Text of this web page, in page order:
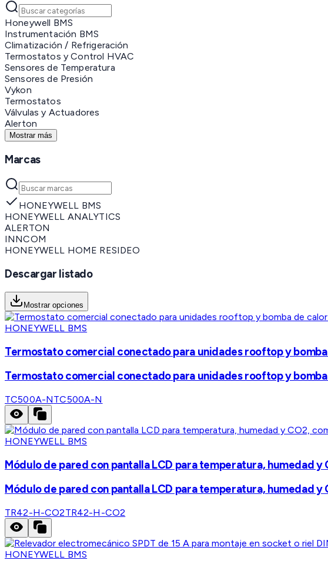
Honeywell BMS
Instrumentación BMS
Climatización / Refrigeración
Termostatos y Control HVAC
Sensores de Temperatura
Sensores de Presión
Vykon
Termostatos
Válvulas y Actuadores
Alerton
Mostrar más
Marcas
HONEYWELL BMS
HONEYWELL ANALYTICS
ALERTON
INNCOM
HONEYWELL HOME RESIDEO
Descargar listado
Mostrar opciones
HONEYWELL BMS
Termostato comercial conectado para unidades rooftop y
Termostato comercial conectado para unidades rooftop y
TC500A-NTC500A-N
HONEYWELL BMS
Módulo de pared con pantalla LCD para temperatura, humedad
Módulo de pared con pantalla LCD para temperatura, humedad
TR42-H-CO2TR42-H-CO2
HONEYWELL BMS